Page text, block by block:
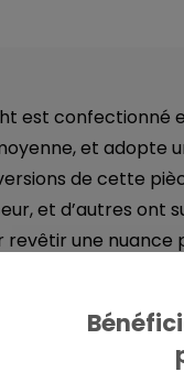
est confectionné
et adopte
de cette
et d’autres ont
une nuance
ce
doté de poches à